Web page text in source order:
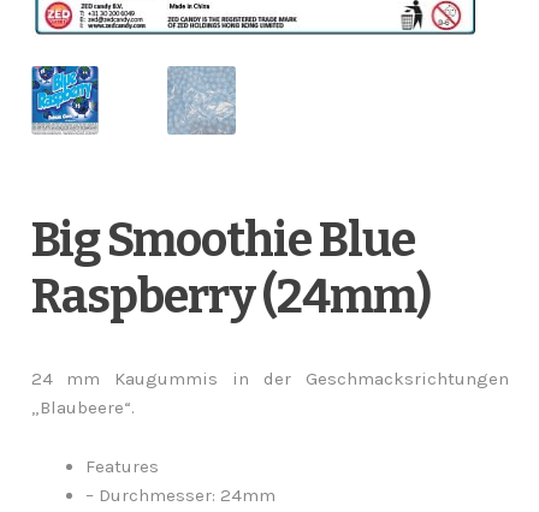
Big Smoothie Blue
Raspberry (24mm)
24 mm Kaugummis in der Geschmacksrichtungen
„Blaubeere“.
Features
– Durchmesser: 24mm